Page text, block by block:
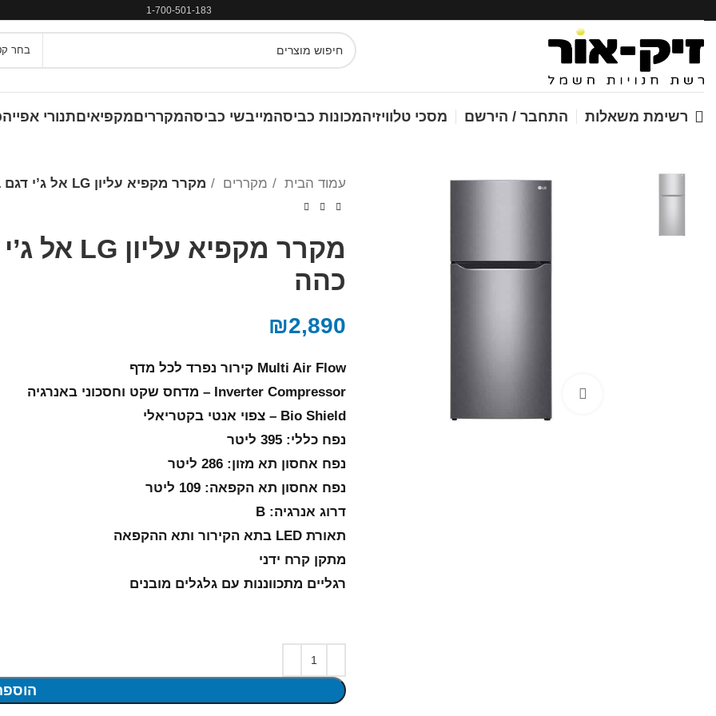
1-700-501-183
בחר
רשימת משאלות התחבר / הירשם מסכי טלוויזיהמכונות כביסהמייבשי כביסהמקרריםמקפיאיםתנורי אפייה
עמוד הבית מקררים מקרר מקפיא עליון LG אל ג’י דגם GRB444XL נירוסטה כהה
כהה
₪2,890
Multi Air Flow קירור נפרד לכל מדף
Inverter Compressor – מדחס שקט וחסכוני באנרגיה
Bio Shield – צפוי אנטי בקטריאלי
נפח כללי: 395 ליטר
נפח אחסון תא מזון: 286 ליטר
נפח אחסון תא הקפאה: 109 ליטר
דרוג אנרגיה: B
תאורת LED בתא הקירור ותא ההקפאה
מתקן קרח ידני
רגליים מתכווננות עם גלגלים מובנים